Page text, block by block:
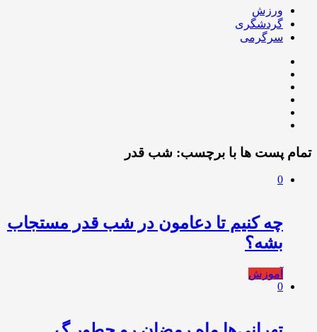
ورزش
گردشگری
سرگرمی
تمام پست ها با برچسب: شب قدر
0
چه کنیم تا دعامون در شب قدر مستجاب
بشه؟
آموزش
0